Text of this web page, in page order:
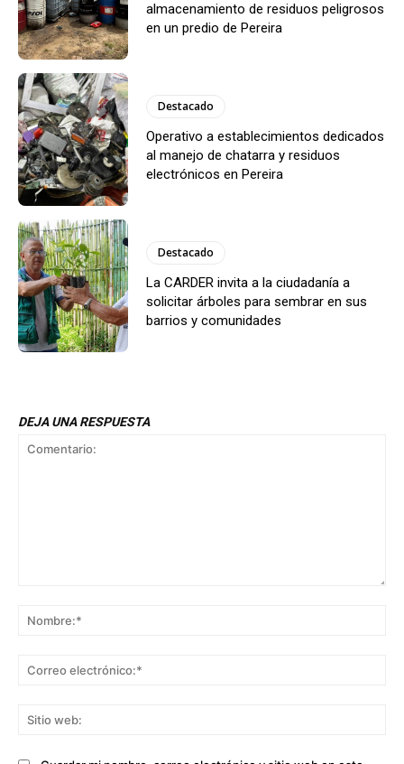
almacenamiento de residuos peligrosos
en un predio de Pereira
Destacado
Operativo a establecimientos dedicados
al manejo de chatarra y residuos
electrónicos en Pereira
Destacado
La CARDER invita a la ciudadanía a
solicitar árboles para sembrar en sus
barrios y comunidades
DEJA UNA RESPUESTA